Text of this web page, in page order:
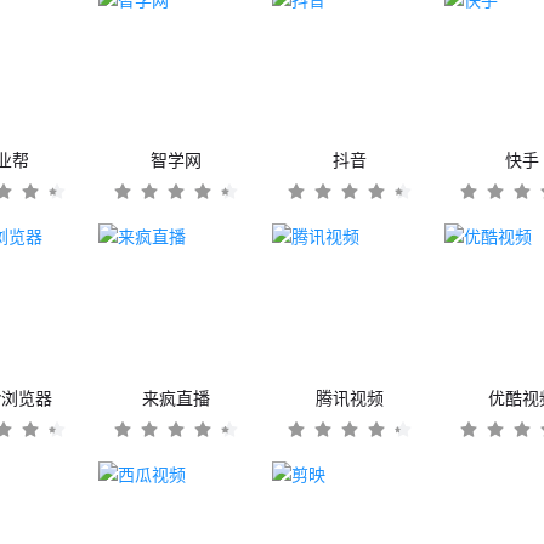
帮 智学网 抖音 快手
览器 来疯直播 腾讯视频 优酷视